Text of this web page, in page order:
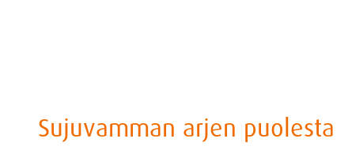
Sujuvamman arjen puolesta